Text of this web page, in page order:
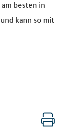
besten in
kann so mit